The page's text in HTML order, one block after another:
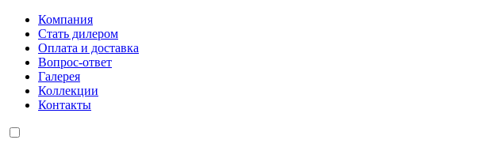
Компания
Стать дилером
Оплата и доставка
Вопрос-ответ
Галерея
Коллекции
Контакты